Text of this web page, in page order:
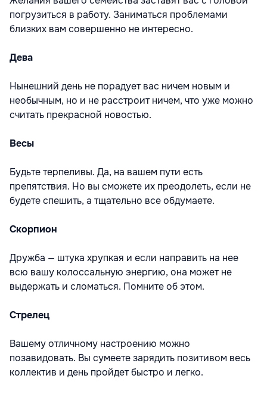
погрузиться в работу. Заниматься проблемами
близких вам совершенно не интересно.
Дева
Нынешний день не порадует вас ничем новым и
необычным, но и не расстроит ничем, что уже можно
считать прекрасной новостью.
Весы
Будьте терпеливы. Да, на вашем пути есть
препятствия. Но вы сможете их преодолеть, если не
будете спешить, а тщательно все обдумаете.
Скорпион
Дружба — штука хрупкая и если направить на нее
всю вашу колоссальную энергию, она может не
выдержать и сломаться. Помните об этом.
Стрелец
Вашему отличному настроению можно
позавидовать. Вы сумеете зарядить позитивом весь
коллектив и день пройдет быстро и легко.